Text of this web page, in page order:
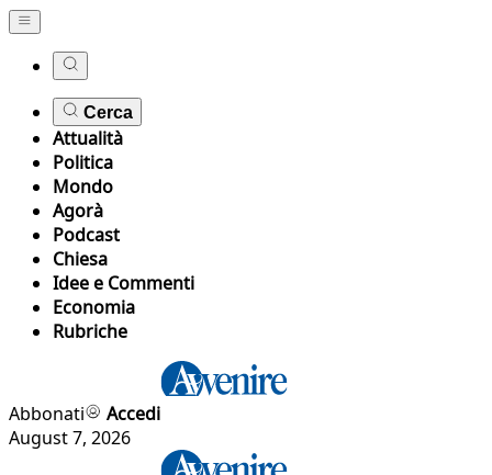
Cerca
Attualità
Politica
Mondo
Agorà
Podcast
Chiesa
Idee e Commenti
Economia
Rubriche
Abbonati
Accedi
August 7, 2026